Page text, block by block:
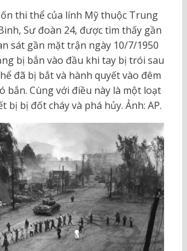
thi thể của lính Mỹ thuộc Trung
Sư đoàn 24, được tìm thấy gần
sát gần mặt trận ngày 10/7/1950
bị bắn vào đầu khi tay bị trói sau
đã bị bắt và hành quyết vào đêm
bắn. Cùng với điều này là một loạt
bị bị đốt cháy và phá hủy. Ảnh: AP.